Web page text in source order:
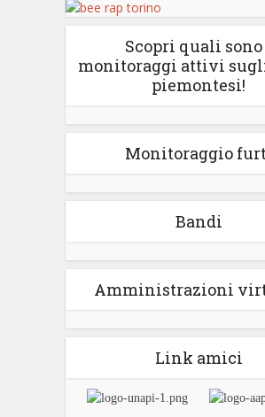
Scopri quali
monitoraggi attivi
piemontesi!
Monitoraggio
Bandi
Amministrazioni
Link amici